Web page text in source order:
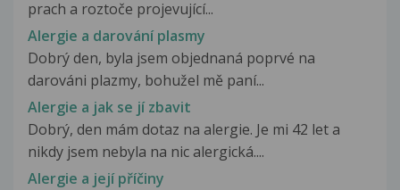
prach a roztoče projevující...
Alergie a darování plasmy
Dobrý den, byla jsem objednaná poprvé na
darováni plazmy, bohužel mě paní...
Alergie a jak se jí zbavit
Dobrý, den mám dotaz na alergie. Je mi 42 let a
nikdy jsem nebyla na nic alergická....
Alergie a její příčiny